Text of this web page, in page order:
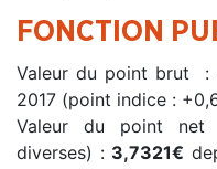
FONCTION
Valeur du point brut :
2017 (point indice :
Valeur du point net
diverses) : 3,7321€